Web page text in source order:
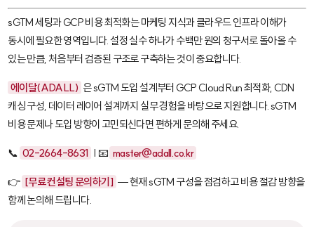
sGTM 세팅과 GCP 비용 최적화는 마케팅 지식과 클라우드 인프라 이해가
동시에 필요한 영역입니다. 설정 실수 하나가 수백만 원의 청구서로 돌아올 수
있는 만큼, 처음부터 검증된 구조로 구축하는 것이 중요합니다.
에이달(ADALL) 은 sGTM 도입 설계부터 GCP Cloud Run 최적화, CDN
캐싱 구성, 데이터 레이어 설계까지 실무 경험을 바탕으로 지원합니다. sGTM
비용 문제나 도입 방향이 고민되신다면 편하게 문의해 주세요.
📞 02-2664-8631 | 📧 master@adall.co.kr
👉 [무료 컨설팅 문의하기] — 현재 sGTM 구성을 점검하고 비용 절감 방향을
함께 논의해 드립니다.